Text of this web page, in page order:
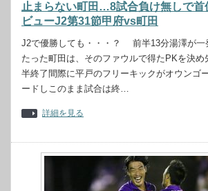
止まらない町田…8試合負け無しで首
ビューJ2第31節甲府vs町田
J2で優勝しても・・・？ 前半13分湯澤が一
たった町田は、そのファウルで得たPKを決
半終了間際に平戸のフリーキックがオウンゴ
ードしこのまま試合は終…
詳細を見る